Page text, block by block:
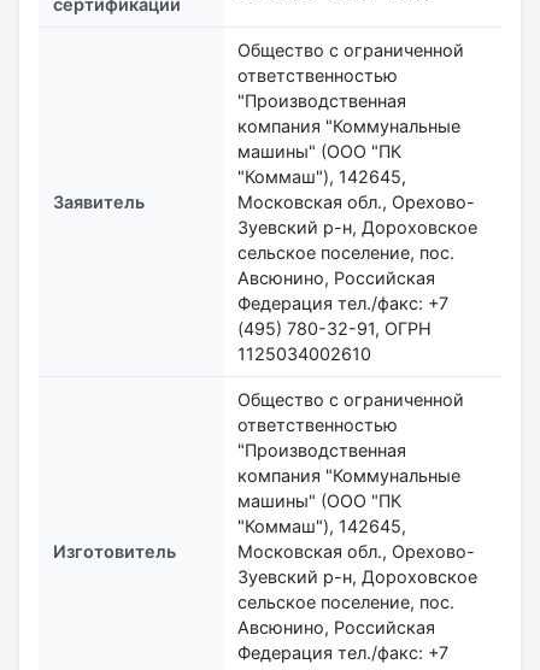
сертификации
Заявитель
Общество с ограниченной
ответственностью
"Производственная
компания "Коммунальные
машины" (ООО "ПК
"Коммаш"), 142645,
Московская обл., Орехово-
Зуевский р-н, Дороховское
сельское поселение, пос.
Авсюнино, Российская
Федерация тел./факс: +7
(495) 780-32-91, ОГРН
1125034002610
Изготовитель
Общество с ограниченной
ответственностью
"Производственная
компания "Коммунальные
машины" (ООО "ПК
"Коммаш"), 142645,
Московская обл., Орехово-
Зуевский р-н, Дороховское
сельское поселение, пос.
Авсюнино, Российская
Федерация тел./факс: +7